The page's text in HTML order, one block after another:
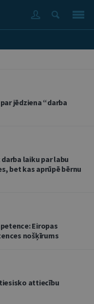
jēdziena “darba
laiku par labu
bet kas aprūpē bērnu
Eiropas
nošķīrums
attiecību